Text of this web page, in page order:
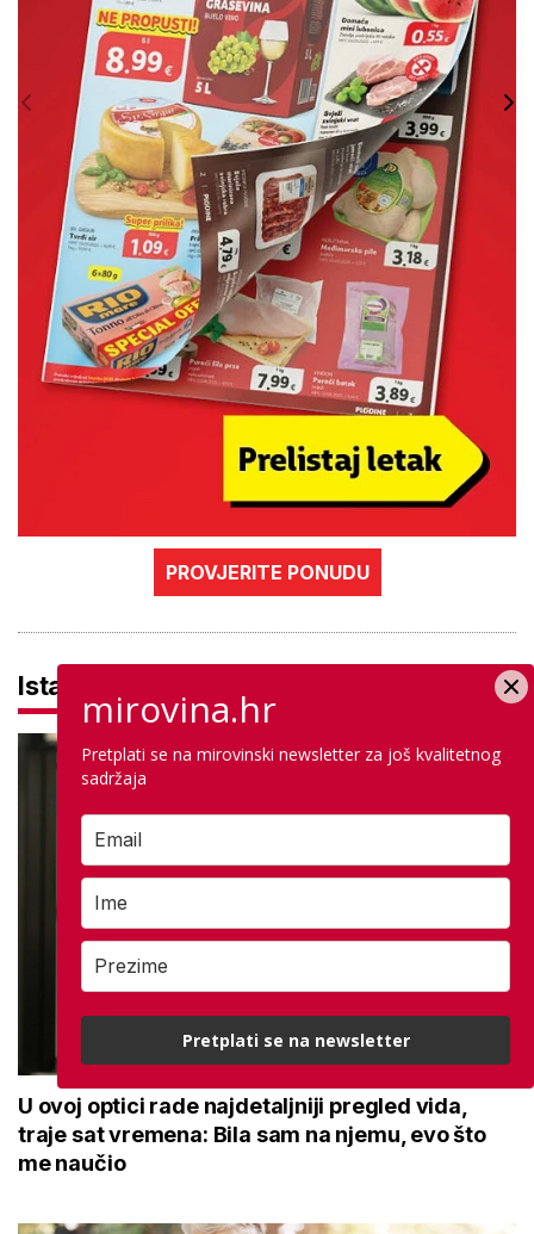
PROVJERITE PONUDU
Istaknuto
U ovoj optici rade najdetaljniji pregled vida,
traje sat vremena: Bila sam na njemu, evo što
me naučio
mirovina.hr
Pretplati se na mirovinski newsletter za još kvalitetnog
sadržaja
Pretplati se na newsletter